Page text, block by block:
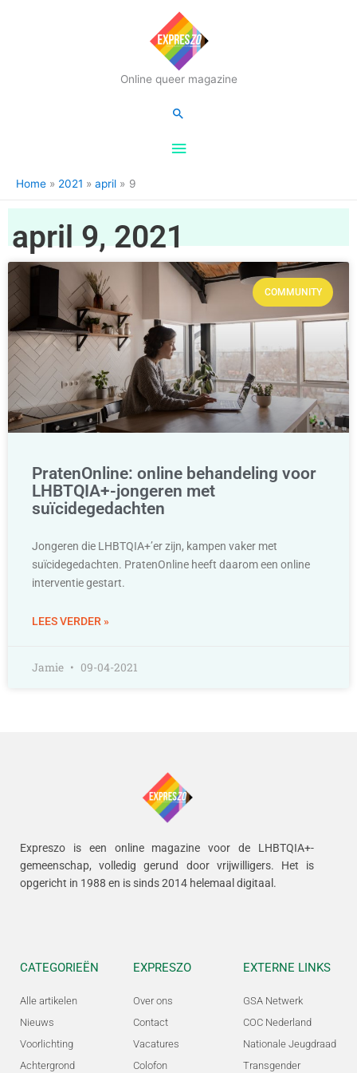
Online queer magazine
Hoofdmenu
Zoeken
Home 2021 april 9
april 9, 2021
COMMUNITY
PratenOnline: online behandeling voor
LHBTQIA+-jongeren met
suïcidegedachten
Jongeren die LHBTQIA+’er zijn, kampen vaker met
suïcidegedachten. PratenOnline heeft daarom een online
interventie gestart.
LEES VERDER »
Jamie 09-04-2021
Expreszo is een online magazine voor de LHBTQIA+-
gemeenschap, volledig gerund door vrijwilligers. Het is
opgericht in 1988 en is sinds 2014 helemaal digitaal.
CATEGORIEËN
Alle artikelen
Nieuws
Voorlichting
Achtergrond
EXPRESZO
Over ons
Contact
Vacatures
Colofon
EXTERNE LINKS
GSA Netwerk
COC Nederland
Nationale Jeugdraad
Transgender